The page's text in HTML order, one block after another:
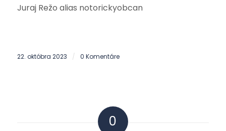
Juraj Režo alias notorickyobcan
22. októbra 2023 / 0 Komentáre
0